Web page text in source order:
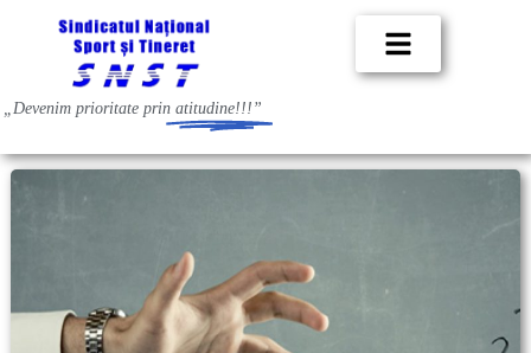
„Devenim prioritate prin atitudine!!!”